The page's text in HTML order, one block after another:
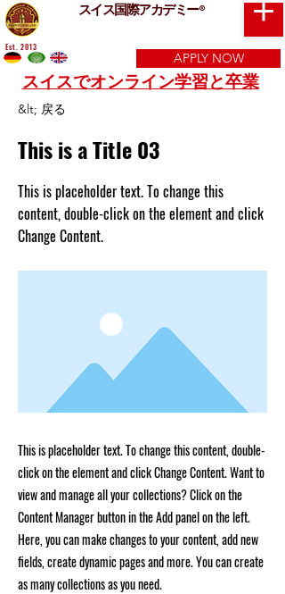
スイス国際アカデミー®
APPLY NOW
スイスでオンライン学習と卒業
Est. 2013
&lt; 戻る
This is a Title 03
This is placeholder text. To change this
content, double-click on the element and click
Change Content.
This is placeholder text. To change this content, double-
click on the element and click Change Content. Want to
view and manage all your collections? Click on the
Content Manager button in the Add panel on the left.
Here, you can make changes to your content, add new
fields, create dynamic pages and more. You can create
as many collections as you need.